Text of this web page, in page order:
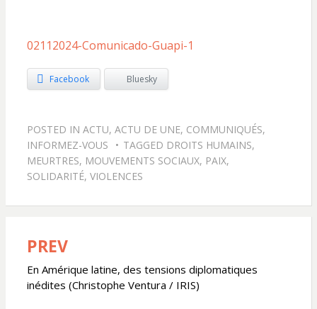
02112024-Comunicado-Guapi-1
Facebook Bluesky
POSTED IN ACTU, ACTU DE UNE, COMMUNIQUÉS,
INFORMEZ-VOUS
TAGGED DROITS HUMAINS,
MEURTRES, MOUVEMENTS SOCIAUX, PAIX,
SOLIDARITÉ, VIOLENCES
Navigation
de
l’article
PREV
En Amérique latine, des tensions diplomatiques
inédites (Christophe Ventura / IRIS)